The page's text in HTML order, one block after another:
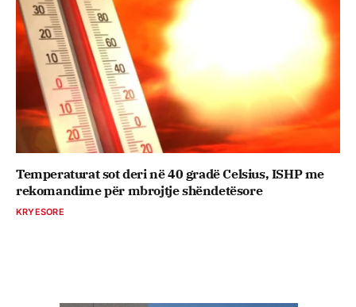
Temperaturat sot deri në 40 gradë Celsius, ISHP me
rekomandime për mbrojtje shëndetësore
KRYESORE